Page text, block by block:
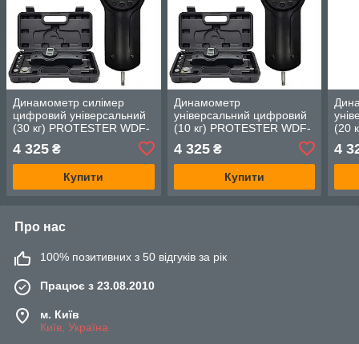
Динамометр силімер
цифровий універсальний
(30 кг) PROTESTER WDF-
4 325 ₴
Купити
Динамометр
універсальний цифровий
(10 кг) PROTESTER WDF-
4 325₴
Купити
(20
4
Про нас
100% позитивних з 50 відгуків за рік
Працює з 23.08.2010
м. Київ
Київ, Україна